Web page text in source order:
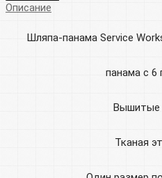
Описание
Шляпа-панама Service
панама с 6
Вышитые
Тканая